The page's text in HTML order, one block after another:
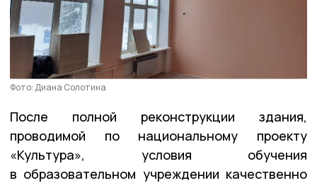
Фото: Диана Солотина
После полной реконструкции здания,
проводимой по национальному проекту
«Культура», условия обучения
в образовательном учреждении качественно